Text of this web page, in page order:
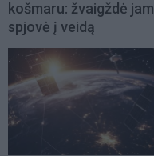
košmaru: žvaigždė jam
spjovė į veidą